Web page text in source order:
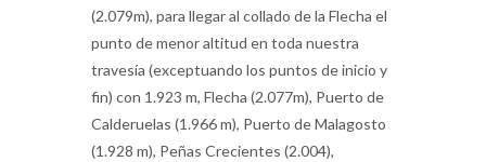
(2.079m), para llegar al collado de la Flecha el
punto de menor altitud en toda nuestra
travesía (exceptuando los puntos de inicio y
fin) con 1.923 m, Flecha (2.077m), Puerto de
Calderuelas (1.966 m), Puerto de Malagosto
(1.928 m), Peñas Crecientes (2.004),